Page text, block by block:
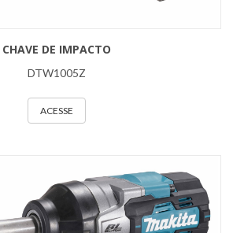
CHAVE DE IMPACTO
DTW1005Z
ACESSE